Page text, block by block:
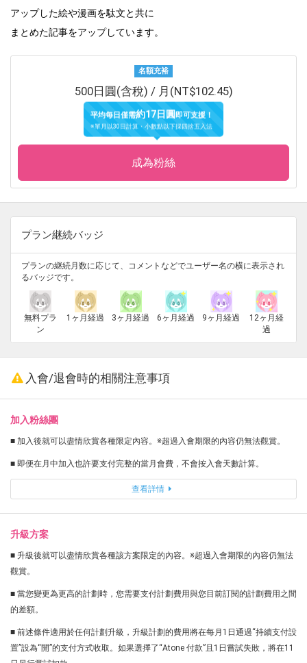
アップした絵や漫画を駄文と共に
まとめた記事をアップしています。
名額充裕
500日圓(含稅) / 月(NT$102.45)
平均每日僅需約17日圓即可支援！
※單月以30日計算・小數點以下採四捨五入法
成為粉絲
プラン継続バッジ
プランの継続月数に応じて、コメントなどでユーザー名の横に表示され
るバッジです。
無料プラ
ン
1ヶ月経過 3ヶ月経過 6ヶ月経過 9ヶ月経過
12ヶ月経
過
入會/退會時的相關注意事項
加入粉絲團
■ 加入後就可以盡情欣賞各種限定內容。※超過入會期限的內容仍無法觀賞。
■ 即便在月中加入也許要支付完整的當月會費，不會按入會天數計算。
查看詳情
升級方案
■ 升級後就可以盡情欣賞各種該方案限定的內容。※超過入會期限的內容仍無法
觀賞。
■ 當您變更為更高的計劃時，您需要支付計劃費用與您目前訂閱的計劃費用之間
的差額。
■ 前述條件適用於任何計劃升級，升級計劃的費用將在每月1日通過“持續支付設
置”設為“開”的支付方式收取。如果選擇了“Atone 付款”且1日嘗試失敗，將在11